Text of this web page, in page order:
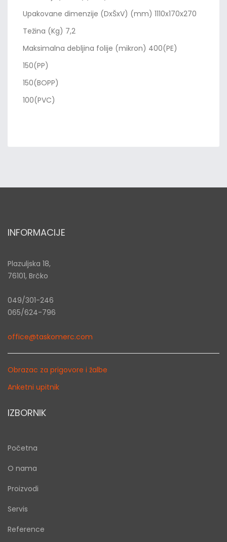
Upakovane dimenzije (DxŠxV) (mm) 1110x170x270
Težina (Kg) 7,2
Maksimalna debljina folije (mikron) 400(PE)
150(PP)
150(BOPP)
100(PVC)
INFORMACIJE
Plazuljska 18,
76101, Brčko
049/301-246
065/624-796
office@taskomerc.com
Obrazac za prigovore i žalbe
Anketni upitnik
IZBORNIK
Početna
O nama
Proizvodi
Servis
Reference